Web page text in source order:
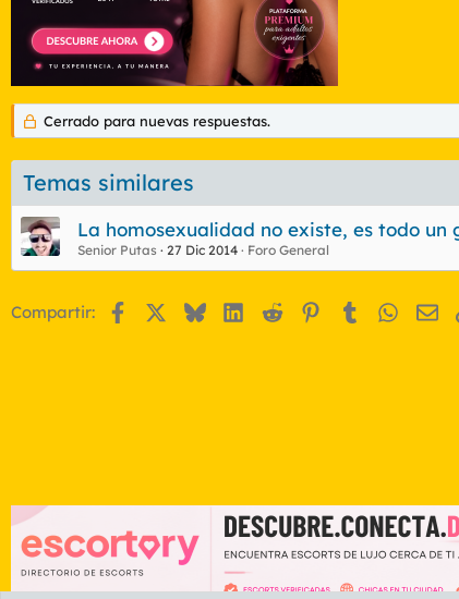
Cerrado para nuevas respuestas.
Temas similares
La homosexualidad no existe, es todo un
Senior Putas 27 Dic 2014 Foro General
Compartir: FacebookBlueskyLinkedIn
Reddit Pinterest
Tumblr